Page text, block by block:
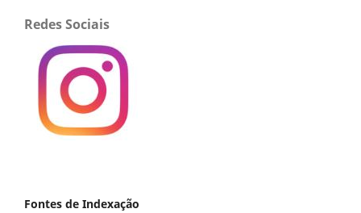
Redes Sociais
Fontes de Indexação